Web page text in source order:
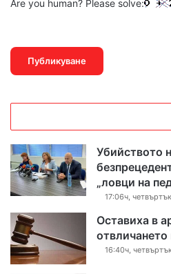
Are you human? Please solve:
Убийството
„ловци на
17:06ч,
Оставиха в
16:40ч,